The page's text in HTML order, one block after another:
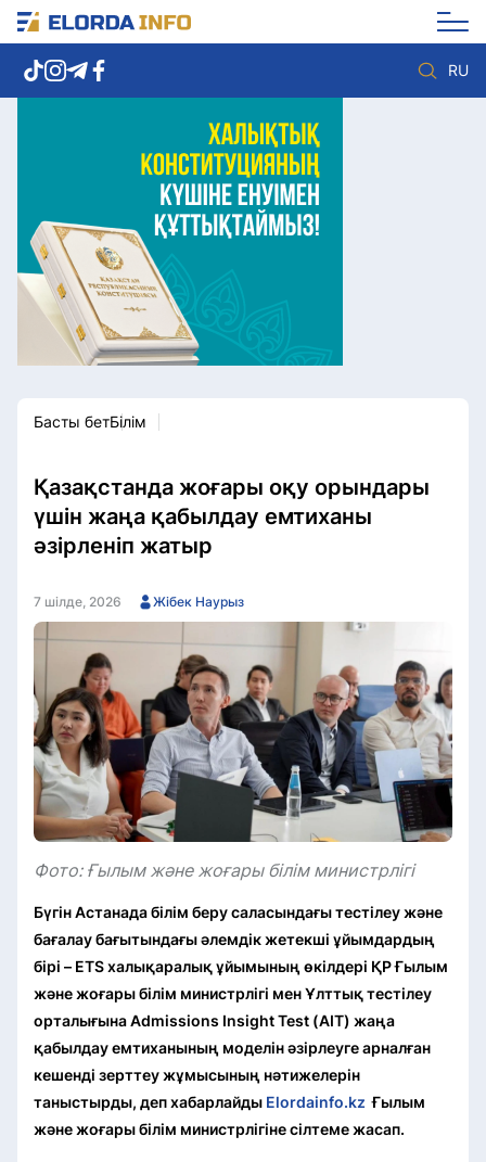
RU
Елорда жаңалықтары
Көзқарас
Саясат
Видео
Әлеумет
Экономика
Спорт
Мәдениет
Басты бетБілім
Қазақстанда жоғары оқу орындары
үшін жаңа қабылдау емтиханы
әзірленіп жатыр
7 шілде, 2026 Жібек Наурыз
Фото: Ғылым және жоғары білім министрлігі
Бүгін Астанада білім беру саласындағы тестілеу және
бағалау бағытындағы әлемдік жетекші ұйымдардың
бірі – ETS халықаралық ұйымының өкілдері ҚР Ғылым
және жоғары білім министрлігі мен Ұлттық тестілеу
орталығына Admissions Insight Test (AIT) жаңа
қабылдау емтиханының моделін әзірлеуге арналған
кешенді зерттеу жұмысының нәтижелерін
таныстырды, деп хабарлайды Elordainfo.kz Ғылым
және жоғары білім министрлігіне сілтеме жасап.